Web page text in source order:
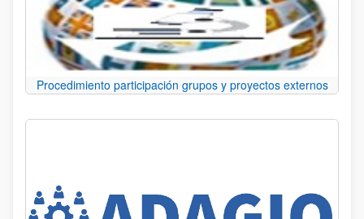
Procedimiento participación grupos y proyectos externos